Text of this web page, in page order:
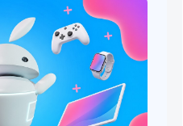
u